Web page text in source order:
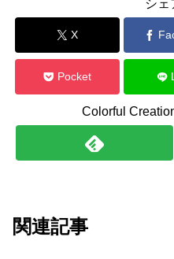
シェ
X
Pocket
Colorful
関連記事